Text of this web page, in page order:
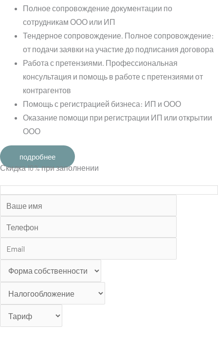
Полное сопровождение документации по
сотрудникам ООО или ИП
Тендерное сопровождение. Полное сопровождение:
от подачи заявки на участие до подписания договора
Работа с претензиями. Профессиональная
консультация и помощь в работе с претензиями от
контрагентов
Помощь с регистрацией бизнеса: ИП и ООО
Оказание помощи при регистрации ИП или открытии
ООО
подробнее
Скидка 10% при заполнении